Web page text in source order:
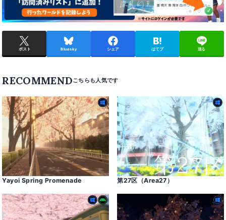
ポスト Bluesky シェア はてブ 送る
RECOMMEND
Yayoi Spring Promenade 第27区（Area27）